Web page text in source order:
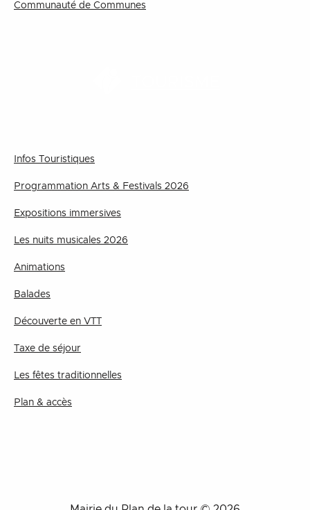
Communauté de Communes
Infos Touristiques
Programmation Arts & Festivals 2026
Expositions immersives
Les nuits musicales 2026
Animations
Balades
Découverte en VTT
Taxe de séjour
Les fêtes traditionnelles
Plan & accès